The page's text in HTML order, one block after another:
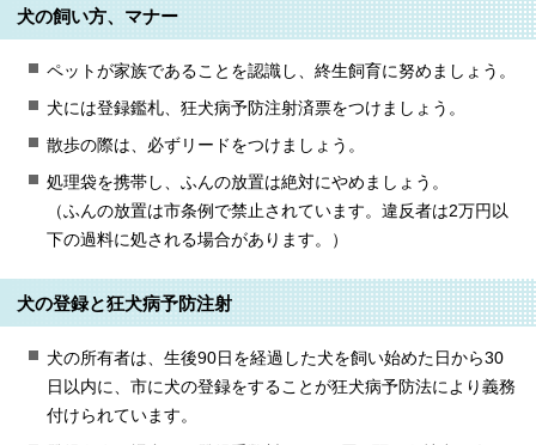
犬の飼い方、マナー
ペットが家族であることを認識し、終生飼育に努めましょう。
犬には登録鑑札、狂犬病予防注射済票をつけましょう。
散歩の際は、必ずリードをつけましょう。
処理袋を携帯し、ふんの放置は絶対にやめましょう。
（ふんの放置は市条例で禁止されています。違反者は2万円以
下の過料に処される場合があります。）
犬の登録と狂犬病予防注射
犬の所有者は、生後90日を経過した犬を飼い始めた日から30
日以内に、市に犬の登録をすることが狂犬病予防法により義務
付けられています。